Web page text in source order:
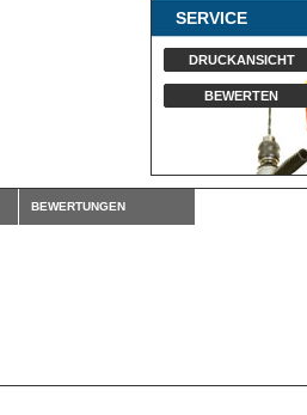
SERVICE
DRUCKANSICHT
BEWERTEN
BEWERTUNGEN